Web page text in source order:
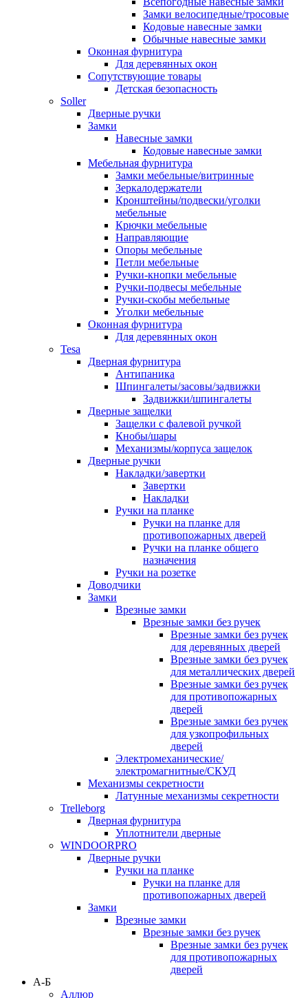
Замки велосипедные/тросовые
Кодовые навесные замки
Обычные навесные замки
Оконная фурнитура
Для деревянных окон
Сопутствующие товары
Детская безопасность
Soller
Дверные ручки
Замки
Навесные замки
Кодовые навесные замки
Мебельная фурнитура
Замки мебельные/витринные
Зеркалодержатели
Кронштейны/подвески/уголки
мебельные
Крючки мебельные
Направляющие
Опоры мебельные
Петли мебельные
Ручки-кнопки мебельные
Ручки-подвесы мебельные
Ручки-скобы мебельные
Уголки мебельные
Оконная фурнитура
Для деревянных окон
Tesa
Дверная фурнитура
Антипаника
Шпингалеты/засовы/задвижки
Задвижки/шпингалеты
Дверные защелки
Защелки с фалевой ручкой
Кнобы/шары
Механизмы/корпуса защелок
Дверные ручки
Накладки/завертки
Завертки
Накладки
Ручки на планке
Ручки на планке для
противопожарных дверей
Ручки на планке общего
назначения
Ручки на розетке
Доводчики
Замки
Врезные замки
Врезные замки без ручек
Врезные замки без ручек
для деревянных дверей
Врезные замки без ручек
для металлических дверей
Врезные замки без ручек
для противопожарных
дверей
Врезные замки без ручек
для узкопрофильных
дверей
Электромеханические/
электромагнитные/СКУД
Механизмы секретности
Латунные механизмы секретности
Trelleborg
Дверная фурнитура
Уплотнители дверные
WINDOORPRO
Дверные ручки
Ручки на планке
Ручки на планке для
противопожарных дверей
Замки
Врезные замки
Врезные замки без ручек
Врезные замки без ручек
для противопожарных
дверей
А-Б
Аллюр